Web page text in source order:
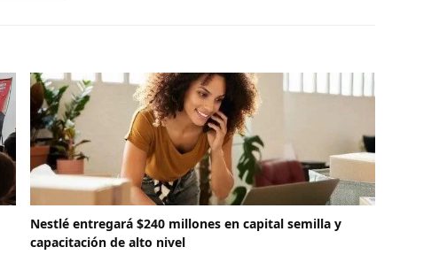
Nestlé entregará $240 millones en capital semilla y
capacitación de alto nivel